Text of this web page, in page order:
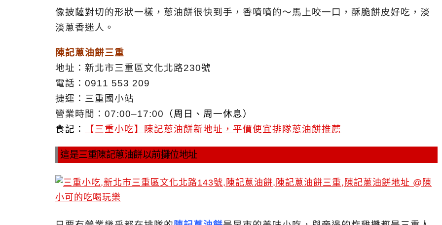
像披薩對切的形狀一樣，蔥油餅很快到手，香噴噴的～馬上咬一口， 酥脆餅皮好吃，淡
淡蔥香迷人。
陳記蔥油餅三重
地址：新北市三重區文化北路230號
電話：0911 553 209
捷運：三重國小站
營業時間：07:00–17:00 （周日、周一休息）
食記：
【三重小吃】陳記蔥油餅新地址，平價便宜排隊蔥油餅推薦
這是三重陳記蔥油餅以前攤位地址